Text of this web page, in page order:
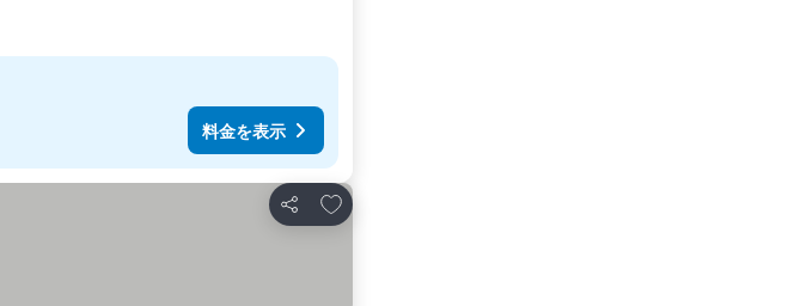
料金を表示
シェア
お気に入りに追加